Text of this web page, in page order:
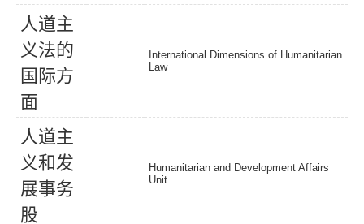
人道主
义法的
国 际方
面
International Dimensions of Humanitarian
Law
人道主
义和发
展事务
股
Humanitarian and Development Affairs
Unit